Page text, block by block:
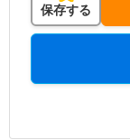
保存する